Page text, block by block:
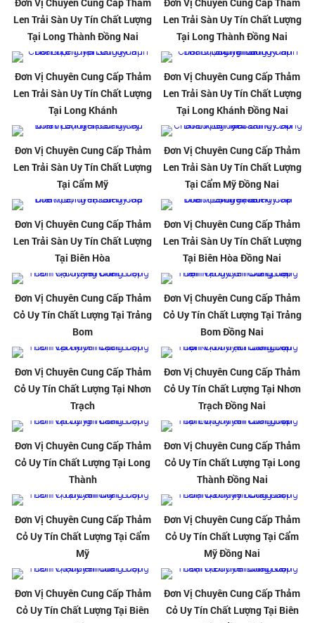
Đơn Vị Chuyên Cung Cấp Thảm
Len Trải Sàn Uy Tín Chất Lượng
Tại Long Thành Đồng Nai
Đơn Vị Chuyên Cung Cấp Thảm
Len Trải Sàn Uy Tín Chất Lượng
Tại Long Thành Đồng Nai
Đơn Vị Chuyên Cung Cấp Thảm
Len Trải Sàn Uy Tín Chất Lượng
Tại Long Khánh
Đơn Vị Chuyên Cung Cấp Thảm
Len Trải Sàn Uy Tín Chất Lượng
Tại Long Khánh Đồng Nai
Đơn Vị Chuyên Cung Cấp Thảm
Len Trải Sàn Uy Tín Chất Lượng
Tại Cẩm Mỹ
Đơn Vị Chuyên Cung Cấp Thảm
Len Trải Sàn Uy Tín Chất Lượng
Tại Cẩm Mỹ Đồng Nai
Đơn Vị Chuyên Cung Cấp Thảm
Len Trải Sàn Uy Tín Chất Lượng
Tại Biên Hòa
Đơn Vị Chuyên Cung Cấp Thảm
Len Trải Sàn Uy Tín Chất Lượng
Tại Biên Hòa Đồng Nai
Đơn Vị Chuyên Cung Cấp Thảm
Cỏ Uy Tín Chất Lượng Tại Trảng
Bom
Đơn Vị Chuyên Cung Cấp Thảm
Cỏ Uy Tín Chất Lượng Tại Trảng
Bom Đồng Nai
Đơn Vị Chuyên Cung Cấp Thảm
Cỏ Uy Tín Chất Lượng Tại Nhơn
Trạch
Đơn Vị Chuyên Cung Cấp Thảm
Cỏ Uy Tín Chất Lượng Tại Nhơn
Trạch Đồng Nai
Đơn Vị Chuyên Cung Cấp Thảm
Cỏ Uy Tín Chất Lượng Tại Long
Thành
Đơn Vị Chuyên Cung Cấp Thảm
Cỏ Uy Tín Chất Lượng Tại Long
Thành Đồng Nai
Đơn Vị Chuyên Cung Cấp Thảm
Cỏ Uy Tín Chất Lượng Tại Cẩm
Mỹ
Đơn Vị Chuyên Cung Cấp Thảm
Cỏ Uy Tín Chất Lượng Tại Cẩm
Mỹ Đồng Nai
Đơn Vị Chuyên Cung Cấp Thảm
Cỏ Uy Tín Chất Lượng Tại Biên
Đơn Vị Chuyên Cung Cấp Thảm
Cỏ Uy Tín Chất Lượng Tại Biên